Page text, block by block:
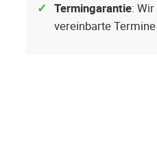
Termingarantie:
vereinbarte